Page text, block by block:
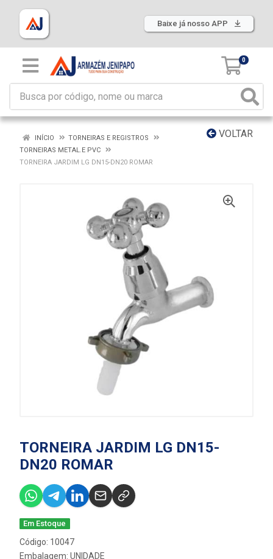
Baixe já nosso APP
0
VOLTAR
INÍCIO
TORNEIRAS E REGISTROS
TORNEIRAS METAL.E PVC
TORNEIRA JARDIM LG DN15-DN20 ROMAR
TORNEIRA JARDIM LG DN15-
DN20 ROMAR
Em Estoque
Código: 10047
Embalagem: UNIDADE